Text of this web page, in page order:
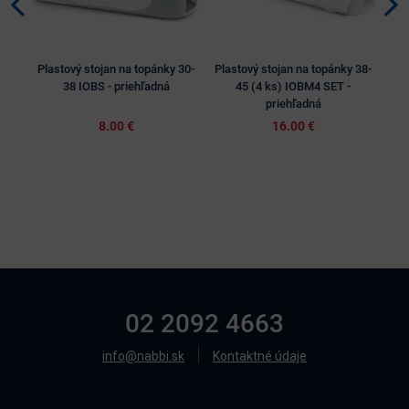
Plastový stojan na topánky 30-
38 IOBS - priehľadná
8.00 €
Plastový stojan na topánky 38-
45 (4 ks) IOBM4 SET -
priehľadná
16.00 €
02 2092 4663
info@nabbi.sk Kontaktné údaje